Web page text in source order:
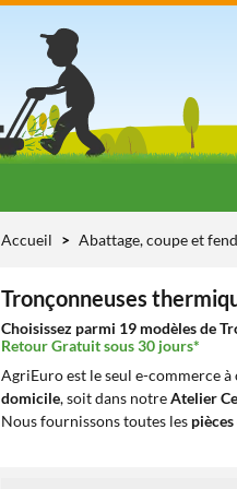
Accueil Abattage, coupe et
Tronçonneuses
Choisissez parmi 19 modèles de
Retour Gratuit sous 30 jours*
AgriEuro est le seul e-commerce
domicile, soit dans notreAtelier
Nous fournissons toutes les